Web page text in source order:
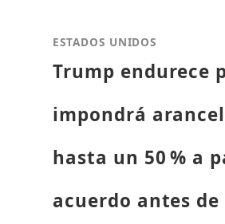
ESTADOS UNIDOS
Trump endurece
impondrá
hasta un 50 % a
acuerdo antes